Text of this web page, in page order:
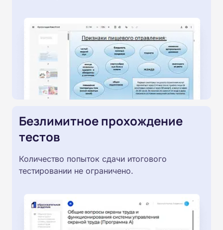
Безлимитное прохождение
тестов
Количество попыток сдачи итогового
тестировании не ограничено.